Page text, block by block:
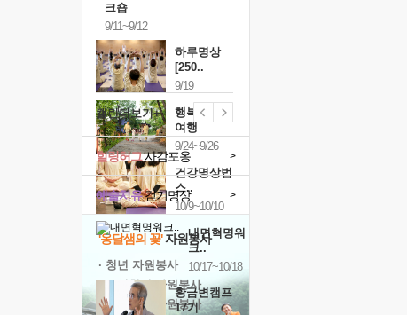
크숍
9/11~9/12
하루명상
[250..
9/19
행복한가족
여행
9/24~9/26
건강명상법
스..
10/9~10/10
내면혁명워
크..
10/17~10/18
황금변캠프
17기
캘린더보기+
예술치유걷기명상 >
힐링허그사감포옹 >
'옹달샘의 꽃'자원봉사
· 청년 자원봉사
· 금빛청년 자원봉사
· 음식연구 자원봉사